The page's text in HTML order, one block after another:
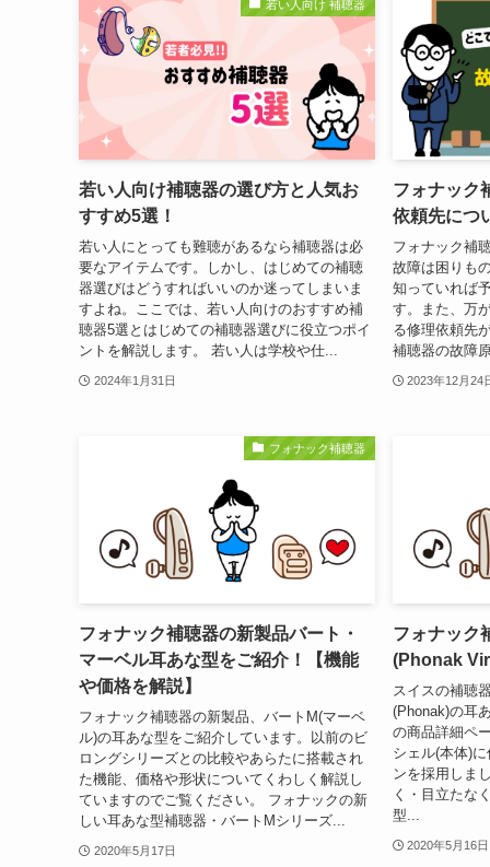
若い人向け 補聴器
若い人向け補聴器の選び方と人気お
すすめ5選！
若い人にとっても難聴があるなら補聴器は必
要なアイテムです。しかし、はじめての補聴
器選びはどうすればいいのか迷ってしまいま
すよね。ここでは、若い人向けのおすすめ補
聴器5選とはじめての補聴器選びに役立つポイ
ントを解説します。 若い人は学校や仕...
2024年1月31日
フォナック
依頼先につ
フォナック補
故障は困りも
知っていれば
す。また、万
る修理依頼先
補聴器の故障
2023年12月24
フォナック補聴器
フォナック補聴器の新製品バート・
マーベル耳あな型をご紹介！【機能
や価格を解説】
フォナック補聴器の新製品、バートM(マーベ
ル)の耳あな型をご紹介しています。以前のビ
ロングシリーズとの比較やあらたに搭載され
た機能、価格や形状についてくわしく解説し
ていますのでご覧ください。 フォナックの新
しい耳あな型補聴器・バートMシリーズ...
2020年5月17日
フォナック
(Phonak
スイスの補聴
(Phonak)の耳
の商品詳細ペ
シェル(本体)
ンを採用しま
く・目立たな
型...
2020年5月16日